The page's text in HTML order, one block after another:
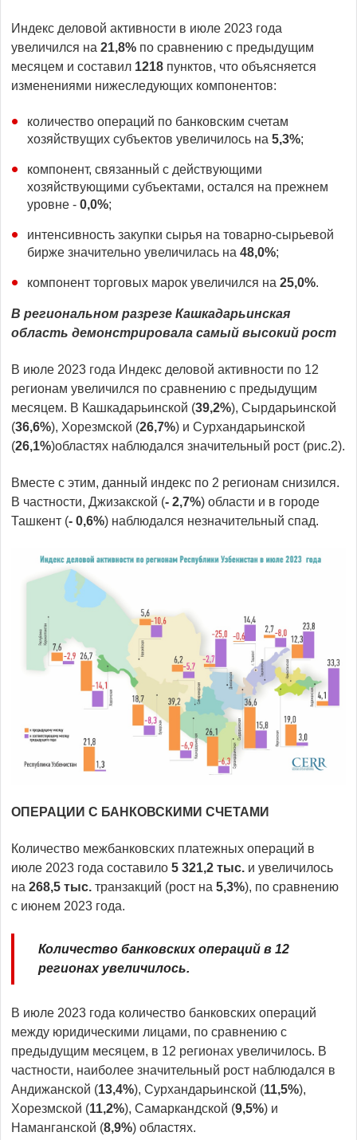
Индекс деловой активности в июле 2023 года
увеличился на 21,8% по сравнению с предыдущим
месяцем и составил 1218 пунктов, что объясняется
изменениями нижеследующих компонентов:
количество операций по банковским счетам
хозяйствущих субъектов увеличилось на 5,3%;
компонент, связанный с действующими
хозяйствующими субъектами, остался на прежнем
уровне - 0,0%;
интенсивность закупки сырья на товарно-сырьевой
бирже значительно увеличилась на 48,0%;
компонент торговых марок увеличился на 25,0%.
В региональном разрезе Кашкадарьинская
область демонстрировала самый высокий рост
В июле 2023 года Индекс деловой активности по 12
регионам увеличился по сравнению с предыдущим
месяцем. В Кашкадарьинской (39,2%), Сырдарьинской
(36,6%), Хорезмской (26,7%) и Сурхандарьинской
(26,1%)областях наблюдался значительный рост (рис.2).
Вместе с этим, данный индекс по 2 регионам снизился.
В частности, Джизакской (- 2,7%) области и в городе
Ташкент (- 0,6%) наблюдался незначительный спад.
ОПЕРАЦИИ С БАНКОВСКИМИ СЧЕТАМИ
Количество межбанковских платежных операций в
июле 2023 года составило 5 321,2 тыс. и увеличилось
на 268,5 тыс. транзакций (рост на 5,3%), по сравнению
с июнем 2023 года.
Количество банковских операций в 12
регионах увеличилось.
В июле 2023 года количество банковских операций
между юридическими лицами, по сравнению с
предыдущим месяцем, в 12 регионах увеличилось. В
частности, наиболее значительный рост наблюдался в
Андижанской (13,4%), Сурхандарьинской (11,5%),
Хорезмской (11,2%), Самаркандской (9,5%) и
Наманганской (8,9%) областях.